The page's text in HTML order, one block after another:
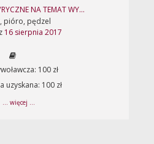
NA TEMAT WY...
pióro, pędzel
16 sierpnia 2017
100 zł
uzyskana: 100 zł
... więcej ...